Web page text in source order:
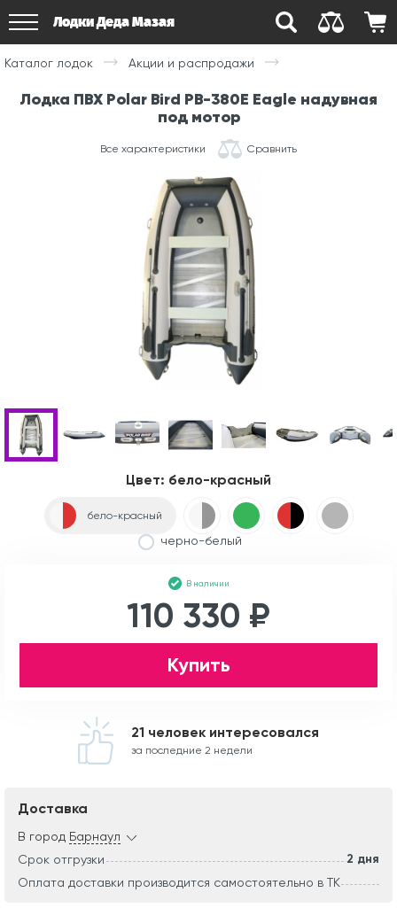
Лодки Деда Мазая
Каталог лодок Акции и распродажи
Лодка ПВХ Polar Bird PB-380E Eagle надувная
под мотор
Все характеристики Сравнить
Цвет: бело-красный
бело-красный
черно-белый
В наличии
110 330 ₽
Купить
21 человек интересовался
за последние 2 недели
Доставка
В город Барнаул
Срок отгрузки
2 дня
Оплата доставки производится самостоятельно в ТК